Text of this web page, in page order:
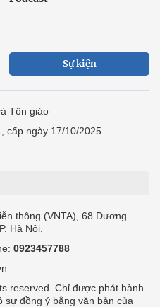
Sự kiện
Tôn giáo
cấp ngày 17/10/2025
thông (VNTA), 68 Dương
Hà Nội.
0923457788
reserved. Chỉ được phát hành
sự đồng ý bằng văn bản của